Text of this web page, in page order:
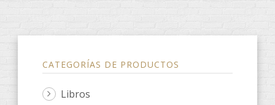
CATEGORÍAS DE PRODUCTOS
Libros